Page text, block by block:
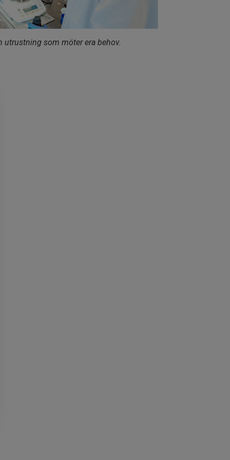
utrustning som möter era behov.